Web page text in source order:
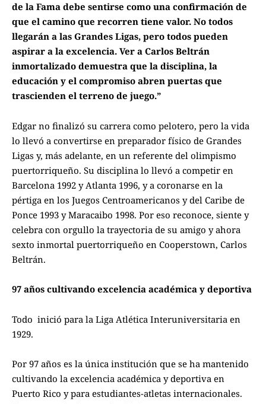
de la Fama debe sentirse como una confirmación de
que el camino que recorren tiene valor. No todos
llegarán a las Grandes Ligas, pero todos pueden
aspirar a la excelencia. Ver a Carlos Beltrán
inmortalizado demuestra que la disciplina, la
educación y el compromiso abren puertas que
trascienden el terreno de juego.”
Edgar no finalizó su carrera como pelotero, pero la vida
lo llevó a convertirse en preparador físico de Grandes
Ligas y, más adelante, en un referente del olimpismo
puertorriqueño. Su disciplina lo llevó a competir en
Barcelona 1992 y Atlanta 1996, y a coronarse en la
pértiga en los Juegos Centroamericanos y del Caribe de
Ponce 1993 y Maracaibo 1998. Por eso reconoce, siente y
celebra con orgullo la trayectoria de su amigo y ahora
sexto inmortal puertorriqueño en Cooperstown, Carlos
Beltrán.
97 años cultivando excelencia académica y deportiva
Todo inició para la Liga Atlética Interuniversitaria en
1929.
Por 97 años es la única institución que se ha mantenido
cultivando la excelencia académica y deportiva en
Puerto Rico y para estudiantes-atletas internacionales.